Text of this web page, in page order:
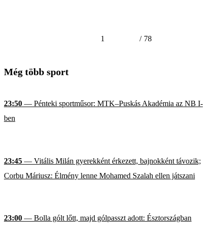
1 / 78
Még több sport
23:50 — Pénteki sportműsor: MTK–Puskás Akadémia az NB I-
ben
23:45 — Vitális Milán gyerekként érkezett, bajnokként távozik;
Corbu Máriusz: Élmény lenne Mohamed Szalah ellen játszani
23:00 — Bolla gólt lőtt, majd gólpasszt adott: Észtországban